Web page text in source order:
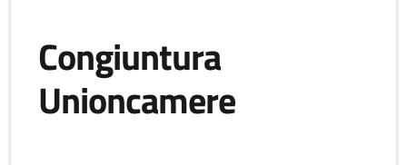
Congiuntura
Unioncamere